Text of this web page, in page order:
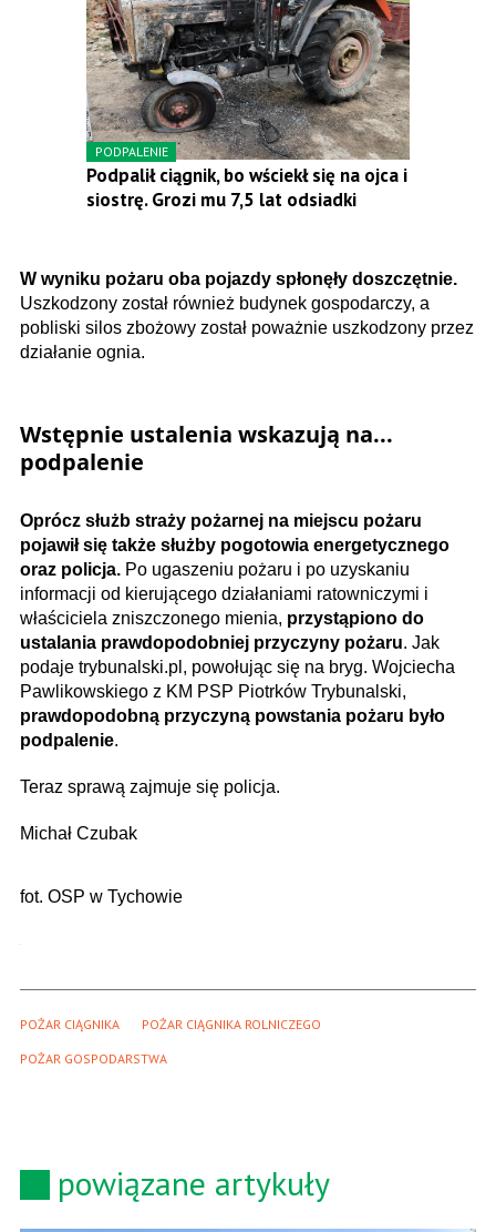
PODPALENIE
Podpalił ciągnik, bo wściekł się na ojca i
siostrę. Grozi mu 7,5 lat odsiadki
W wyniku pożaru oba pojazdy spłonęły doszczętnie.
Uszkodzony został również budynek gospodarczy, a
pobliski silos zbożowy został poważnie uszkodzony przez
działanie ognia.
Wstępnie ustalenia wskazują na...
podpalenie
Oprócz służb straży pożarnej na miejscu pożaru
pojawił się także służby pogotowia energetycznego
oraz policja. Po ugaszeniu pożaru i po uzyskaniu
informacji od kierującego działaniami ratowniczymi i
właściciela zniszczonego mienia, przystąpiono do
ustalania prawdopodobniej przyczyny pożaru. Jak
podaje trybunalski.pl, powołując się na bryg. Wojciecha
Pawlikowskiego z KM PSP Piotrków Trybunalski,
prawdopodobną przyczyną powstania pożaru było
podpalenie.
Teraz sprawą zajmuje się policja.
Michał Czubak
fot. OSP w Tychowie
POŻAR CIĄGNIKA POŻAR CIĄGNIKA ROLNICZEGO
POŻAR GOSPODARSTWA
powiązane artykuły